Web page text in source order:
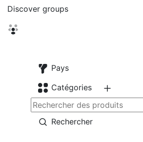
Discover groups
Pays
Catégories
Rechercher